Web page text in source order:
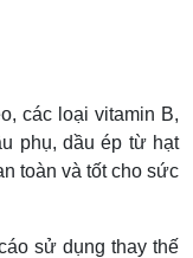
các loại vitamin B,
phụ, dầu ép từ hạt
toàn và tốt cho sức
sử dụng thay thế